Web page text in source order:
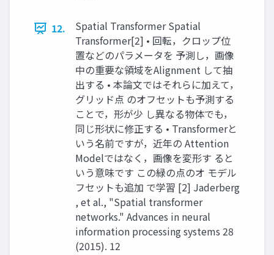
12.
Spatial Transformer Spatial
Transformer[2] • 回転，クロップ位
置などのパラメータを 予測し，画像
中の重要な領域をAlignment して抽
出する • 本論文ではそれらに加えて，
グリッド点 のオフセットも予測する
ことで，形が少 し異なる物体でも，
同じ形状に修正する • Transformerと
いう名前ですが，近年の Attention
Modelではなく，画像を変形す ると
いう意味です この緑の点のオ モデル
フセットも追加 で学習 [2] Jaderberg
, et al., "Spatial transformer
networks." Advances in neural
information processing systems 28
(2015). 12